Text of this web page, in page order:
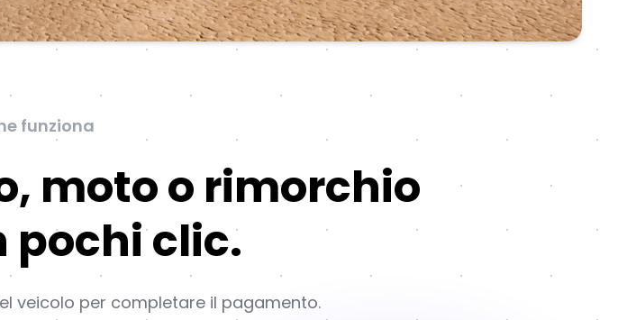
funziona
moto o rimorchio
pochi clic.
veicolo per completare il pagamento.